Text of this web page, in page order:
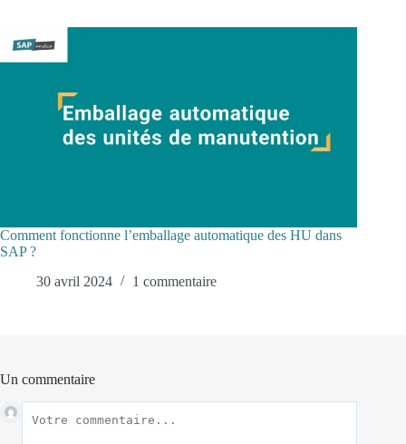
Comment fonctionne l’emballage automatique des HU dans
SAP ?
30 avril 2024
1 commentaire
Un commentaire